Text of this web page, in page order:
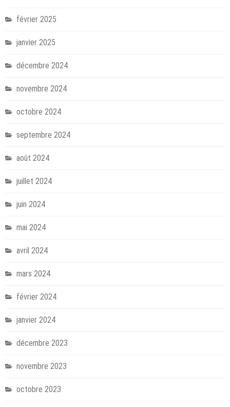
février 2025
janvier 2025
décembre 2024
novembre 2024
octobre 2024
septembre 2024
août 2024
juillet 2024
juin 2024
mai 2024
avril 2024
mars 2024
février 2024
janvier 2024
décembre 2023
novembre 2023
octobre 2023